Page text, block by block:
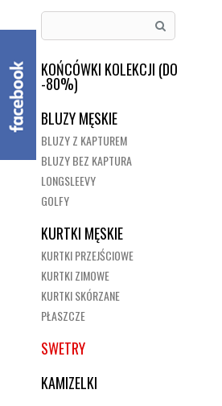
KOŃCÓWKI KOLEKCJI (DO
-80%)
BLUZY MĘSKIE
BLUZY Z KAPTUREM
BLUZY BEZ KAPTURA
LONGSLEEVY
GOLFY
KURTKI MĘSKIE
KURTKI PRZEJŚCIOWE
KURTKI ZIMOWE
KURTKI SKÓRZANE
PŁASZCZE
SWETRY
KAMIZELKI